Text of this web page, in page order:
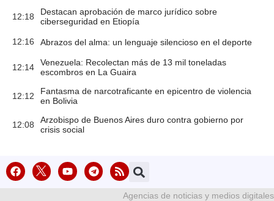
12:18
Destacan aprobación de marco jurídico sobre
ciberseguridad en Etiopía
12:16 Abrazos del alma: un lenguaje silencioso en el deporte
12:14
Venezuela: Recolectan más de 13 mil toneladas
escombros en La Guaira
12:12
Fantasma de narcotraficante en epicentro de violencia
en Bolivia
12:08
Arzobispo de Buenos Aires duro contra gobierno por
crisis social
Agencias de noticias y medios digitales